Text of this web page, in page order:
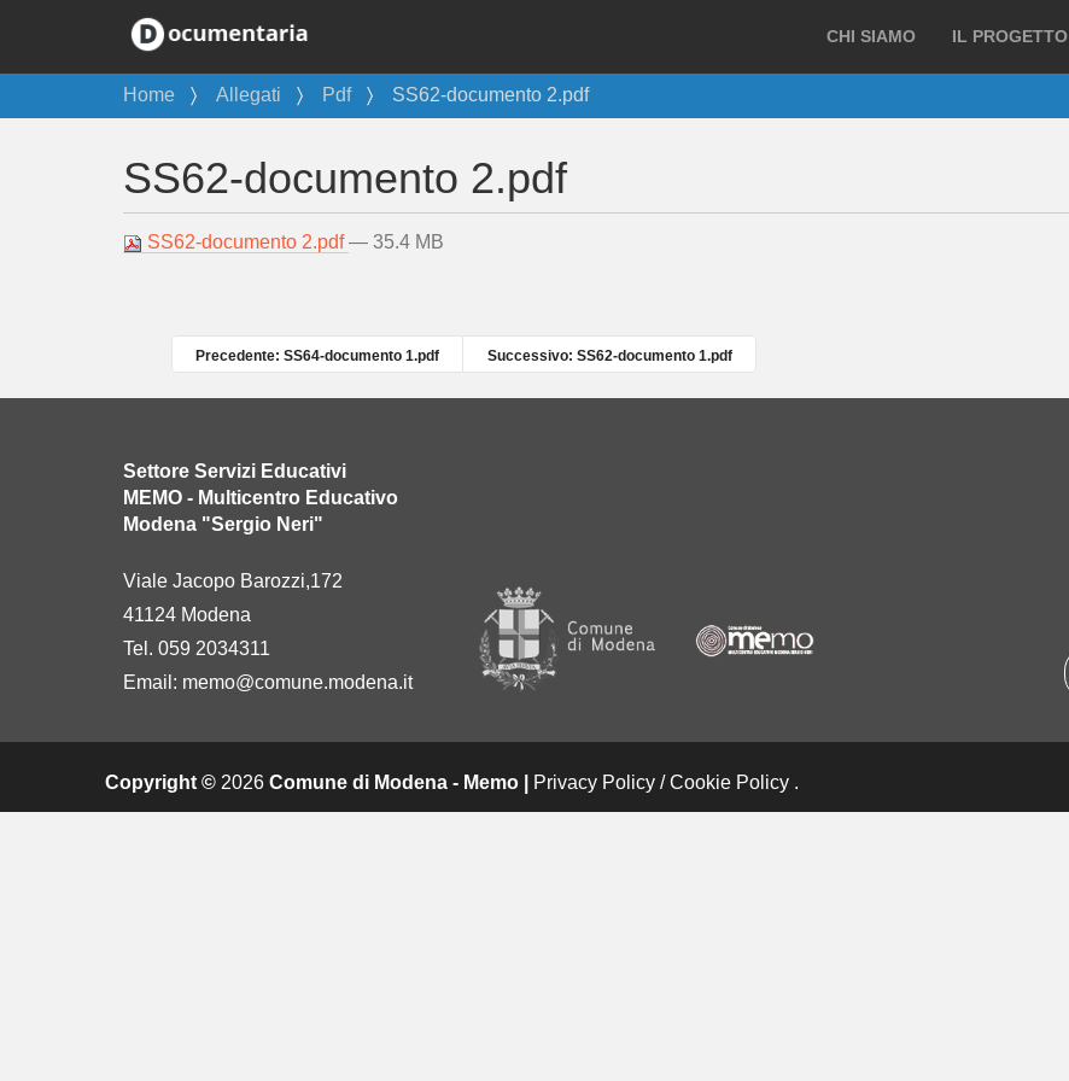
CHI SIAMO IL PROGETTO
T
u
e
u
Home Allegati Pdf SS62-documento 2.pdf
SS62-documento 2.pdf
SS62-documento 2.pdf— 35.4 MB
Precedente: SS64-documento 1.pdf Successivo: SS62-documento 1.pdf
Settore Servizi Educativi
MEMO - Multicentro Educativo
Modena "Sergio Neri"
Viale Jacopo Barozzi,172
41124 Modena
Tel. 059 2034311
Email: memo@comune.modena.it
Copyright © 2026 Comune di Modena - Memo | Privacy Policy /Cookie Policy .